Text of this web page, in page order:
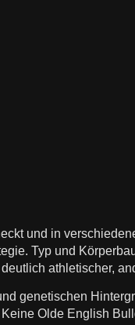
und in
Typ und
athletischer,
genetischen
Olde English